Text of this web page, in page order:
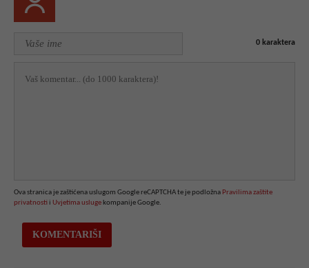
0 karaktera
Ova stranica je zaštićena uslugom Google reCAPTCHA te je podložna Pravilima zaštite
privatnosti i Uvjetima usluge kompanije Google.